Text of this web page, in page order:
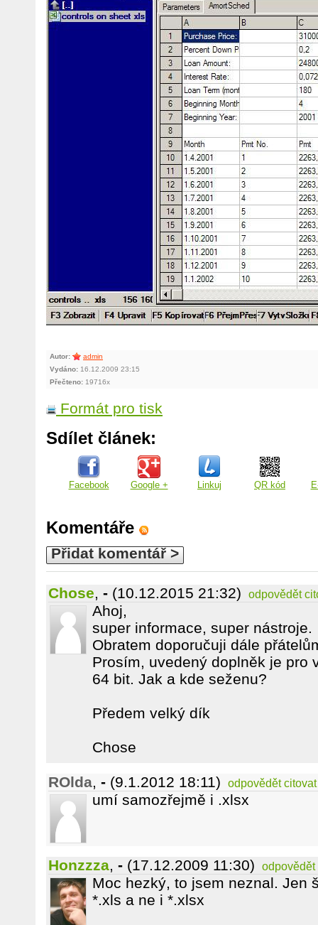
Autor:
admin
Vydáno: 16.12.2009 23:15
Přečteno: 19716x
Formát pro tisk
Sdílet článek:
Facebook Google + Linkuj QR kód
Komentáře
Přidat komentář >
Chose, - (10.12.2015 21:32) odpovědět
Ahoj,
super informace, super nástroje.
Obratem doporučuji dále
Prosím, uvedený doplněk je pro
64 bit. Jak a kde seženu?
Předem velký dík
Chose
ROlda, - (9.1.2012 18:11) odpovědět citovat
umí samozřejmě i .xlsx
Honzzza, - (17.12.2009 11:30) odpovědět
Moc hezký, to jsem neznal. Jen
*.xls a ne i *.xlsx